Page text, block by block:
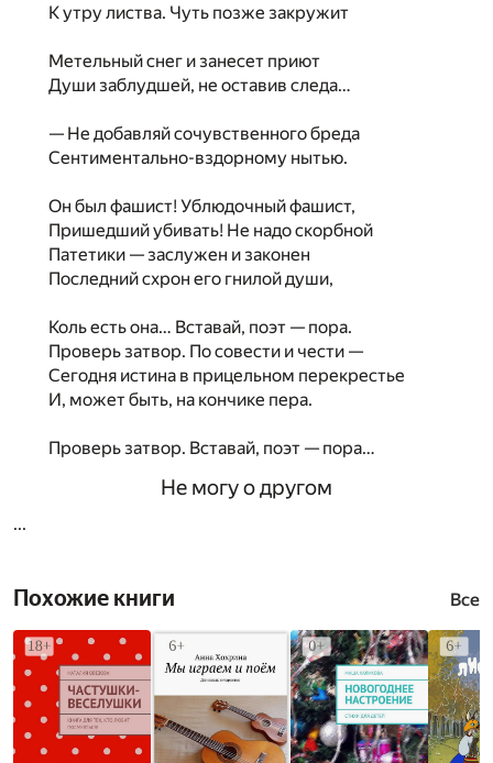
К утру листва. Чуть позже закружит
Метельный снег и занесет приют
Души заблудшей, не оставив следа…
— Не добавляй сочувственного бреда
Сентиментально-вздорному нытью.
Он был фашист! Ублюдочный фашист,
Пришедший убивать! Не надо скорбной
Патетики — заслужен и законен
Последний схрон его гнилой души,
Коль есть она… Вставай, поэт — пора.
Проверь затвор. По совести и чести —
Сегодня истина в прицельном перекрестье
И, может быть, на кончике пера.
Проверь затвор. Вставай, поэт — пора…
Не могу о другом
...
Похожие книги Все